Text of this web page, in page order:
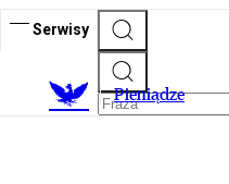
Serwisy
Pieniądze